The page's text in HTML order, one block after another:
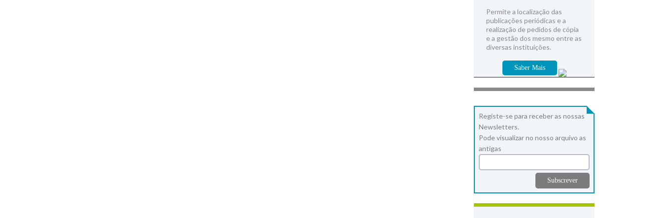
Permite a localização das
publicações periódicas e a
realização de pedidos de cópia
e a gestão dos mesmo entre as
diversas instituições.
Saber Mais
Registe-se para receber as nossas
Newsletters.
Pode visualizar no nosso arquivo as
antigas